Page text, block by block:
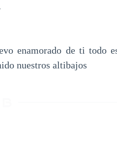
enamorado de ti todo
nuestros altibajos